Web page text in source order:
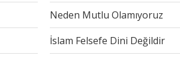
Neden Mutlu Olamıyoruz
İslam Felsefe Dini Değildir